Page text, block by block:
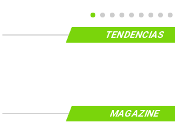
TENDENCIAS
MAGAZINE